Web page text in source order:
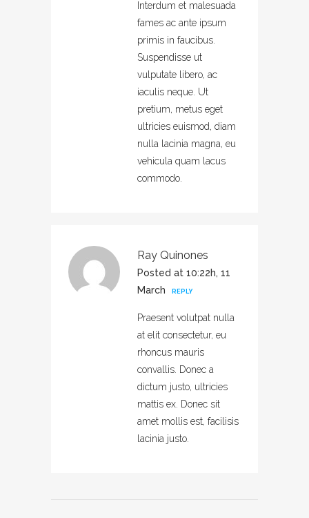
Interdum et malesuada
fames ac ante ipsum
primis in faucibus.
Suspendisse ut
vulputate libero, ac
iaculis neque. Ut
pretium, metus eget
ultricies euismod, diam
nulla lacinia magna, eu
vehicula quam lacus
commodo.
Ray Quinones
Posted at 10:22h, 11
March
REPLY
Praesent volutpat nulla
at elit consectetur, eu
rhoncus mauris
convallis. Donec a
dictum justo, ultricies
mattis ex. Donec sit
amet mollis est, facilisis
lacinia justo.